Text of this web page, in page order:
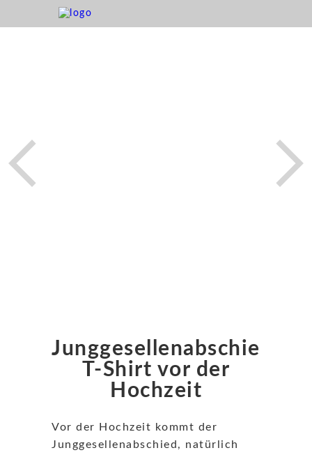
Junggesellenabschied
T-Shirt vor der
Hochzeit
Vor der Hochzeit kommt der
Junggesellenabschied, natürlich